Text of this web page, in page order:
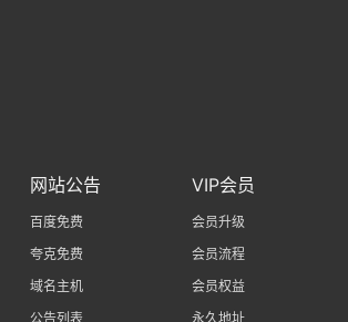
网站公告
百度免费
夸克免费
域名主机
公告列表
VIP会员
会员升级
会员流程
会员权益
永久地址